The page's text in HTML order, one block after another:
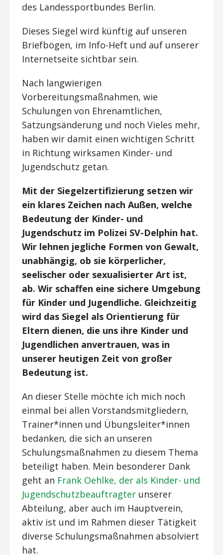
des Landessportbundes Berlin.
Dieses Siegel wird künftig auf unseren
Briefbögen, im Info-Heft und auf unserer
Internetseite sichtbar sein.
Nach langwierigen
Vorbereitungsmaßnahmen, wie
Schulungen von Ehrenamtlichen,
Satzungsänderung und noch Vieles mehr,
haben wir damit einen wichtigen Schritt
in Richtung wirksamen Kinder- und
Jugendschutz getan.
Mit der Siegelzertifizierung setzen wir
ein klares Zeichen nach Außen, welche
Bedeutung der Kinder- und
Jugendschutz im Polizei SV-Delphin hat.
Wir lehnen jegliche Formen von Gewalt,
unabhängig, ob sie körperlicher,
seelischer oder sexualisierter Art ist,
ab. Wir schaffen eine sichere Umgebung
für Kinder und Jugendliche. Gleichzeitig
wird das Siegel als Orientierung für
Eltern dienen, die uns ihre Kinder und
Jugendlichen anvertrauen, was in
unserer heutigen Zeit von großer
Bedeutung ist.
An dieser Stelle möchte ich mich noch
einmal bei allen Vorstandsmitgliedern,
Trainer*innen und Übungsleiter*innen
bedanken, die sich an unseren
Schulungsmaßnahmen zu diesem Thema
beteiligt haben. Mein besonderer Dank
geht an Frank Oehlke, der als Kinder- und
Jugendschutzbeauftragter unserer
Abteilung, aber auch im Hauptverein,
aktiv ist und im Rahmen dieser Tätigkeit
diverse Schulungsmaßnahmen absolviert
hat.